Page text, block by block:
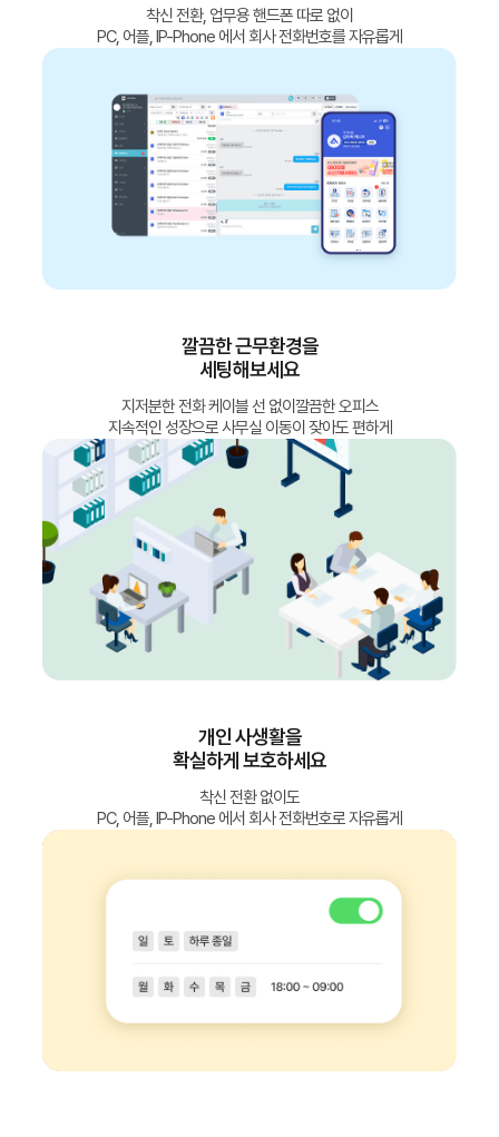
착신 전환, 업무용 핸드폰 따로 없이
PC, 어플, IP-Phone 에서 회사 전화번호를 자유롭게
깔끔한 근무환경을
세팅해보세요
지저분한 전화 케이블 선 없이깔끔한 오피스
지속적인 성장으로 사무실 이동이 잦아도 편하게
개인 사생활을
확실하게 보호하세요
착신 전환 없이도
PC, 어플, IP-Phone 에서 회사 전화번호로 자유롭게